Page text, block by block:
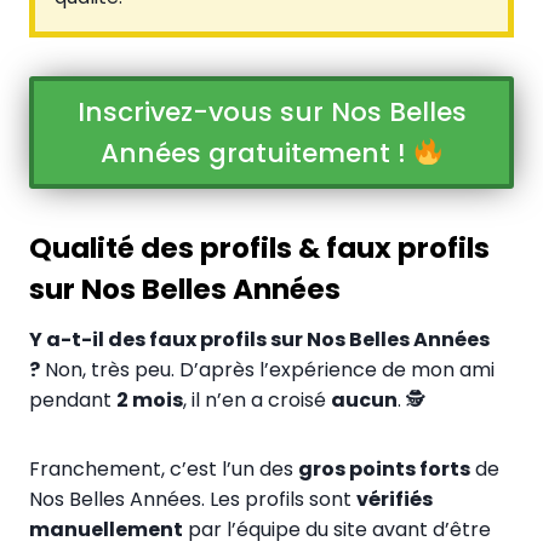
Inscrivez-vous sur Nos Belles
Années gratuitement !
Qualité des profils & faux profils
sur Nos Belles Années
Y a-t-il des faux profils sur Nos Belles Années
? Non, très peu. D’après l’expérience de mon ami
pendant 2 mois, il n’en a croisé aucun. 🕵️
Franchement, c’est l’un des gros points fortsde
Nos Belles Années. Les profils sont vérifiés
manuellement par l’équipe du site avant d’être